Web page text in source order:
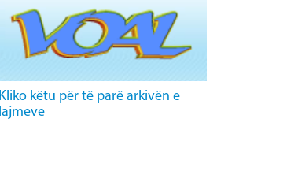
Kliko këtu për të parë arkivën e
lajmeve